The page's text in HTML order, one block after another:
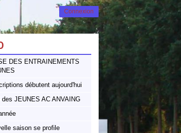
Connexion
DES ENTRAINEMENTS
débutent aujourd'hui
des JEUNES AC ANVAING
saison se profile